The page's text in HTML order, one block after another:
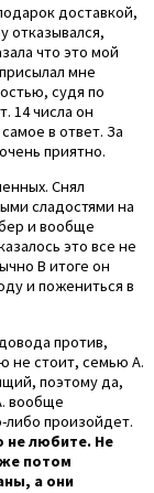
доставкой,
отказывался,
что это мой
мне
судя по
14 числа он
в ответ. За
приятно.
Снял
сладостями на
и вообще
это все не
В итоге он
и пожениться в
против,
не стоит, семью А.
поэтому да,
вообще
либо произойдет.
не любите. Не
потом
а они